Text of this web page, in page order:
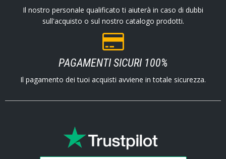
Il nostro personale qualificato ti aiuterà in caso di dubbi
sull'acquisto o sul nostro catalogo prodotti.
PAGAMENTI SICURI 100%
Il pagamento dei tuoi acquisti avviene in totale sicurezza.